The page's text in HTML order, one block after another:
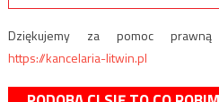
Dziękujemy za pomoc
https://kancelaria-litwin.pl